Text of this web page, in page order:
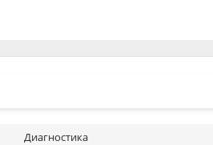
Диагностика